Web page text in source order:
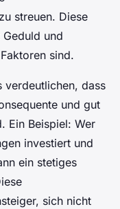
streuen. Diese
und
sind.
verdeutlichen, dass
und gut
Ein Beispiel: Wer
investiert und
ein stetiges
sich nicht